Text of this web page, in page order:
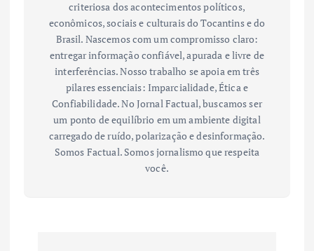
criteriosa dos acontecimentos políticos,
econômicos, sociais e culturais do Tocantins e do
Brasil. Nascemos com um compromisso claro:
entregar informação confiável, apurada e livre de
interferências. Nosso trabalho se apoia em três
pilares essenciais: Imparcialidade, Ética e
Confiabilidade. No Jornal Factual, buscamos ser
um ponto de equilíbrio em um ambiente digital
carregado de ruído, polarização e desinformação.
Somos Factual. Somos jornalismo que respeita
você.